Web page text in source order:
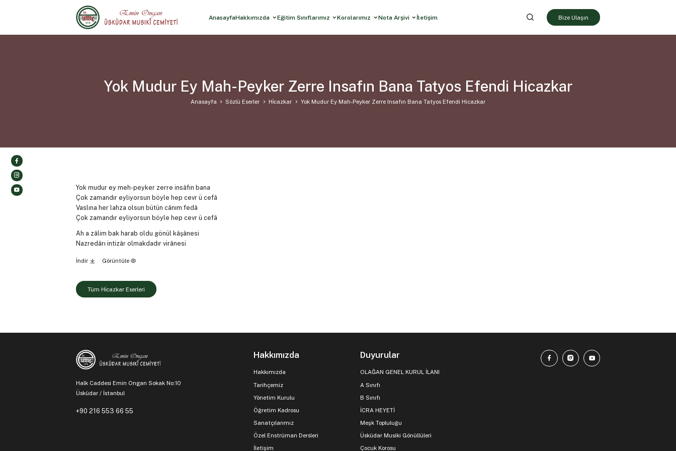
AnasayfaHakkımızda Eğitim Sınıflarımız Korolarımız Nota Arşivi İletişim Bize Ulaşın
Yok Mudur Ey Mah-Peyker Zerre Insafın Bana Tatyos Efendi Hicazkar
Anasayfa Sözlü Eserler Hi̇cazkar Yok Mudur Ey Mah-Peyker Zerre Insafın Bana Tatyos Efendi Hicazkar
Yok mudur ey meh-peyker zerre insâfın bana
Çok zamandır eyliyorsun böyle hep cevr ü cefâ
Vaslına her lahza olsun bütün cânım fedâ
Çok zamandır eyliyorsun böyle hep cevr ü cefâ
Ah a zâlim bak harab oldu gönül kâşânesi
Nazredârı intizâr olmakdadır virânesi
İndir Görüntüle
Tüm Hi̇cazkar Eserleri
Halk Caddesi Emin Ongan Sokak No:10
Üsküdar / İstanbul
+90 216 553 66 55
Hakkımızda
Hakkımızda
Tarihçemiz
Yönetim Kurulu
Öğretim Kadrosu
Sanatçılarımız
Özel Enstrüman Dersleri
İletişim
Duyurular
OLAĞAN GENEL KURUL İLANI
A Sınıfı
B Sınıfı
İCRA HEYETİ
Meşk Topluluğu
Üsküdar Musiki Gönüllüleri
Çocuk Korosu